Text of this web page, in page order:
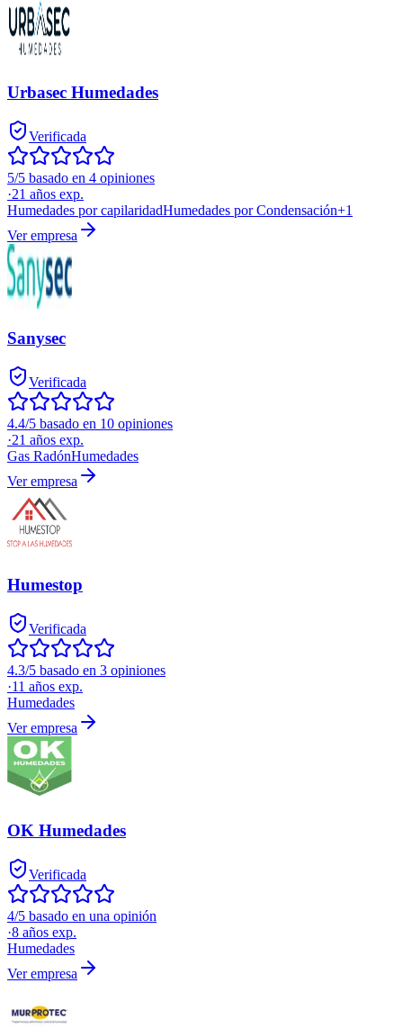
Urbasec Humedades
Verificada
5/5 basado en 4 opiniones
·21 años exp.
Humedades por capilaridadHumedades por Condensación+1
Ver empresa
Sanysec
Verificada
4.4/5 basado en 10 opiniones
·21 años exp.
Gas RadónHumedades
Ver empresa
Humestop
Verificada
4.3/5 basado en 3 opiniones
·11 años exp.
Humedades
Ver empresa
OK Humedades
Verificada
4/5 basado en una opinión
·8 años exp.
Humedades
Ver empresa